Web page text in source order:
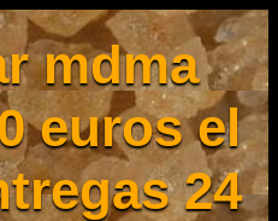
mdma
euros el
24